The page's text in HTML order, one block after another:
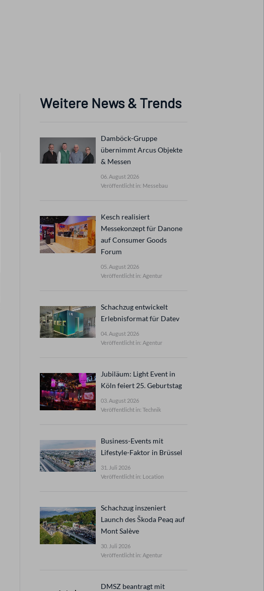
Weitere News & Trends
Damböck-Gruppe
übernimmt Arcus Objekte
& Messen
06. August 2026
Veröffentlicht in: Messebau
Kesch realisiert
Messekonzept für Danone
auf Consumer Goods
Forum
05. August 2026
Veröffentlicht in: Agentur
Schachzug entwickelt
Erlebnisformat für Datev
04. August 2026
Veröffentlicht in: Agentur
Jubiläum: Light Event in
Köln feiert 25. Geburtstag
03. August 2026
Veröffentlicht in: Technik
Business-Events mit
Lifestyle-Faktor in Brüssel
31. Juli 2026
Veröffentlicht in: Location
Schachzug inszeniert
Launch des Škoda Peaq auf
Mont Salève
30. Juli 2026
Veröffentlicht in: Agentur
DMSZ beantragt mit